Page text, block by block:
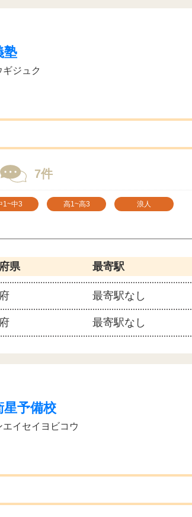
塾
ギジュク
7件
1~中3 高1~高3 浪人
県 最寄駅
最寄駅なし
最寄駅なし
星予備校
エイセイヨビコウ